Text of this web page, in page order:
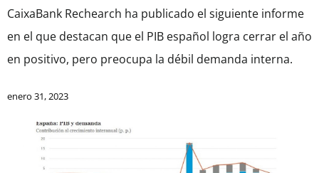
CaixaBank Rechearch ha publicado el siguiente informe
en el que destacan que el PIB español logra cerrar el año
en positivo, pero preocupa la débil demanda interna.
enero 31, 2023